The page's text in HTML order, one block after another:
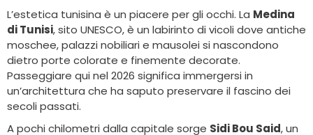
L’estetica tunisina è un piacere per gli occhi. La Medina
di Tunisi, sito UNESCO, è un labirinto di vicoli dove antiche
moschee, palazzi nobiliari e mausolei si nascondono
dietro porte colorate e finemente decorate.
Passeggiare qui nel 2026 significa immergersi in
un’architettura che ha saputo preservare il fascino dei
secoli passati.
A pochi chilometri dalla capitale sorge Sidi Bou Said, un